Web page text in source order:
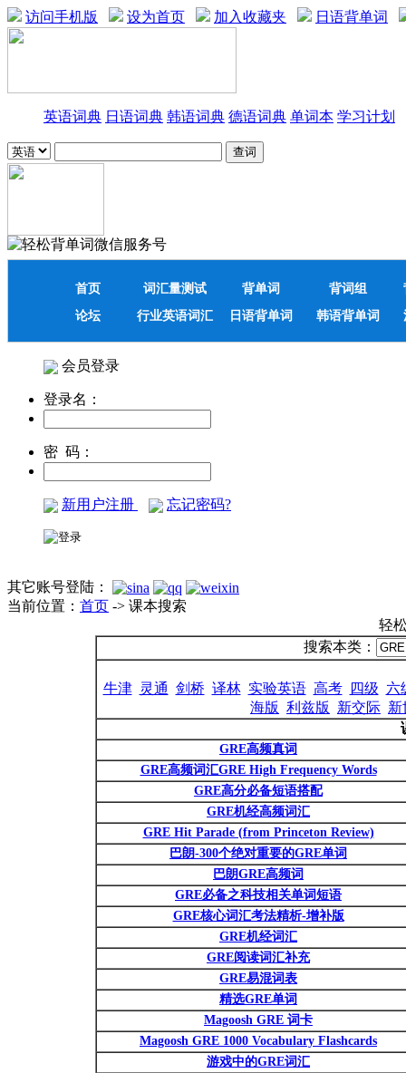
访问手机版 设为首页 加入收藏夹 日语背单词
英语词典 日语词典 韩语词典 德语词典 单词本 学习计划
首页 词汇量测试 背单词 背词组
论坛
行业英语词汇 日语背单词 韩语背单词
会员登录
登录名：
密 码：
新用户注册 忘记密码?
其它账号登陆：
当前位置： 首页 -> 课本搜索
轻
搜索本类：
牛津 灵通 剑桥 译林 实验英语 高考 四级 六
海版 利兹版 新交际 新
GRE高频真词
GRE高频词汇GRE High Frequency Words
GRE高分必备短语搭配
GRE机经高频词汇
GRE Hit Parade (from Princeton Review)
巴朗-300个绝对重要的GRE单词
巴朗GRE高频词
GRE必备之科技相关单词短语
GRE核心词汇考法精析-增补版
GRE机经词汇
GRE阅读词汇补充
GRE易混词表
精选GRE单词
Magoosh GRE 词卡
Magoosh GRE 1000 Vocabulary Flashcards
游戏中的GRE词汇